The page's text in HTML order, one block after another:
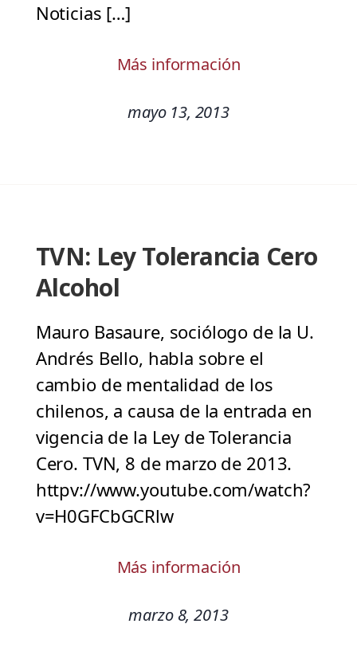
Noticias […]
Más información
mayo 13, 2013
TVN: Ley Tolerancia Cero
Alcohol
Mauro Basaure, sociólogo de la U.
Andrés Bello, habla sobre el
cambio de mentalidad de los
chilenos, a causa de la entrada en
vigencia de la Ley de Tolerancia
Cero. TVN, 8 de marzo de 2013.
httpv://www.youtube.com/watch?
v=H0GFCbGCRlw
Más información
marzo 8, 2013